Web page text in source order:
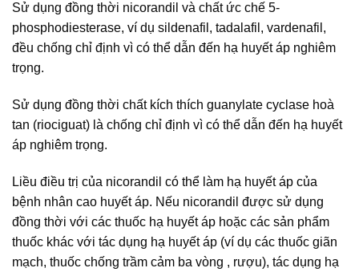
Sử dụng đồng thời nicorandil và chất ức chế 5-
phosphodiesterase, ví dụ sildenafil, tadalafil, vardenafil,
đều chống chỉ định vì có thể dẫn đến hạ huyết áp nghiêm
trọng.
Sử dụng đồng thời chất kích thích guanylate cyclase hoà
tan (riociguat) là chống chỉ định vì có thể dẫn đến hạ huyết
áp nghiêm trọng.
Liều điều trị của nicorandil có thể làm hạ huyết áp của
bệnh nhân cao huyết áp. Nếu nicorandil được sử dụng
đồng thời với các thuốc hạ huyết áp hoặc các sản phẩm
thuốc khác với tác dụng hạ huyết áp (ví dụ các thuốc giãn
mạch, thuốc chống trầm cảm ba vòng , rượu), tác dụng hạ